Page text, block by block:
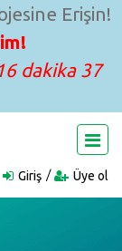
Erişin!
dakika 36
Giriş Üye ol